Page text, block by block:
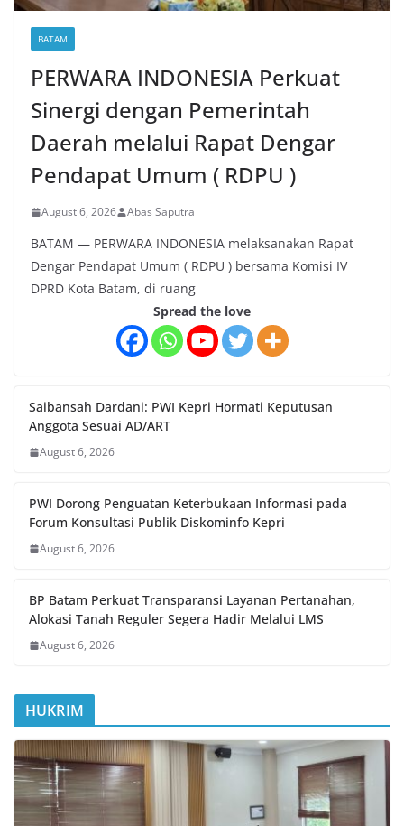
BATAM
PERWARA INDONESIA Perkuat
Sinergi dengan Pemerintah
Daerah melalui Rapat Dengar
Pendapat Umum ( RDPU )
August 6, 2026 Abas Saputra
BATAM — PERWARA INDONESIA melaksanakan Rapat
Dengar Pendapat Umum ( RDPU ) bersama Komisi IV
DPRD Kota Batam, di ruang
Spread the love
Saibansah Dardani: PWI Kepri Hormati Keputusan
Anggota Sesuai AD/ART
August 6, 2026
PWI Dorong Penguatan Keterbukaan Informasi pada
Forum Konsultasi Publik Diskominfo Kepri
August 6, 2026
BP Batam Perkuat Transparansi Layanan Pertanahan,
Alokasi Tanah Reguler Segera Hadir Melalui LMS
August 6, 2026
HUKRIM